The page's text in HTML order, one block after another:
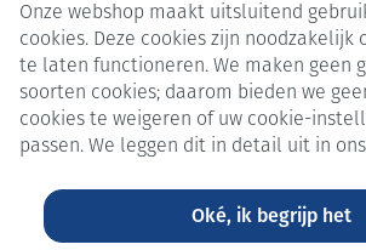
Onze webshop maakt uitsluitend
cookies. Deze cookies zijn noodzakelijk
te laten functioneren. We maken geen
soorten cookies; daarom bieden we
cookies te weigeren of uw cookie-
passen. We leggen dit in detail uit in ons
Oké, ik begrijp het